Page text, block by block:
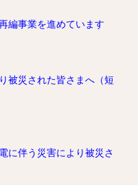
編事業を進めています
被災された皆さまへ（短
に伴う災害により被災さ